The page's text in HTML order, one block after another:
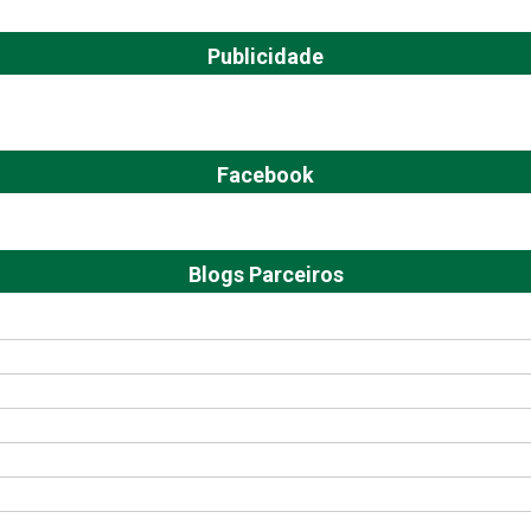
Publicidade
Facebook
Blogs Parceiros